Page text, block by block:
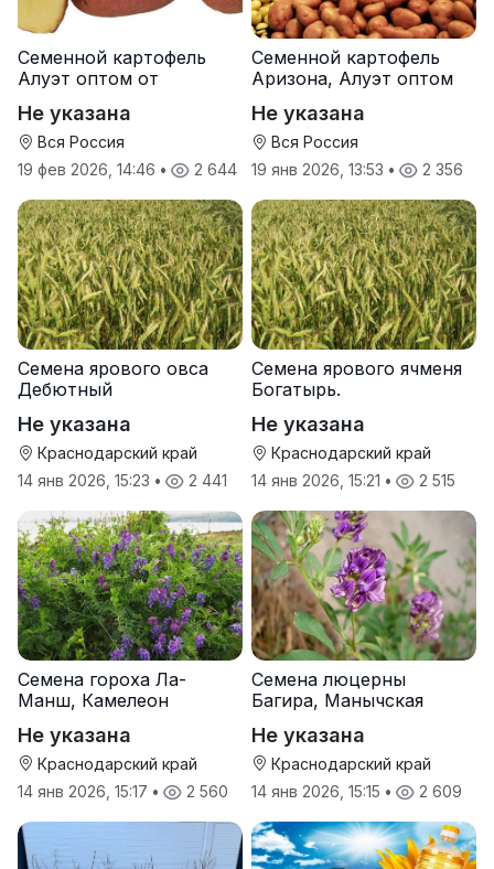
Семенной картофель
Алуэт оптом от
Не указана
Вся Россия
19 фев 2026, 14:46 • 2 644
Семенной картофель
Аризона, Алуэт оптом
Не указана
Вся Россия
19 янв 2026, 13:53 • 2 356
Семена ярового овса
Дебютный
Не указана
Краснодарский край
14 янв 2026, 15:23 • 2 441
Семена ярового ячменя
Богатырь.
Не указана
Краснодарский край
14 янв 2026, 15:21 • 2 515
Семена гороха Ла-
Манш, Камелеон
Не указана
Краснодарский край
14 янв 2026, 15:17 • 2 560
Семена люцерны
Багира, Манычская
Не указана
Краснодарский край
14 янв 2026, 15:15 • 2 609